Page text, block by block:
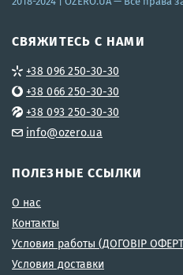
СВЯЖИТЕСЬ С НАМИ
+38 096 250-30-30
+38 066 250-30-30
+38 093 250-30-30
info@ozero.ua
ПОЛЕЗНЫЕ ССЫЛКИ
О нас
Контакты
Условия работы (ДОГОВІР
Условия доставки